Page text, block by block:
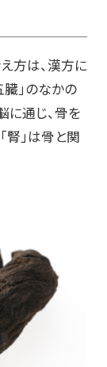
方は、漢方に
」のなかの
に通じ、骨を
腎」は骨と関